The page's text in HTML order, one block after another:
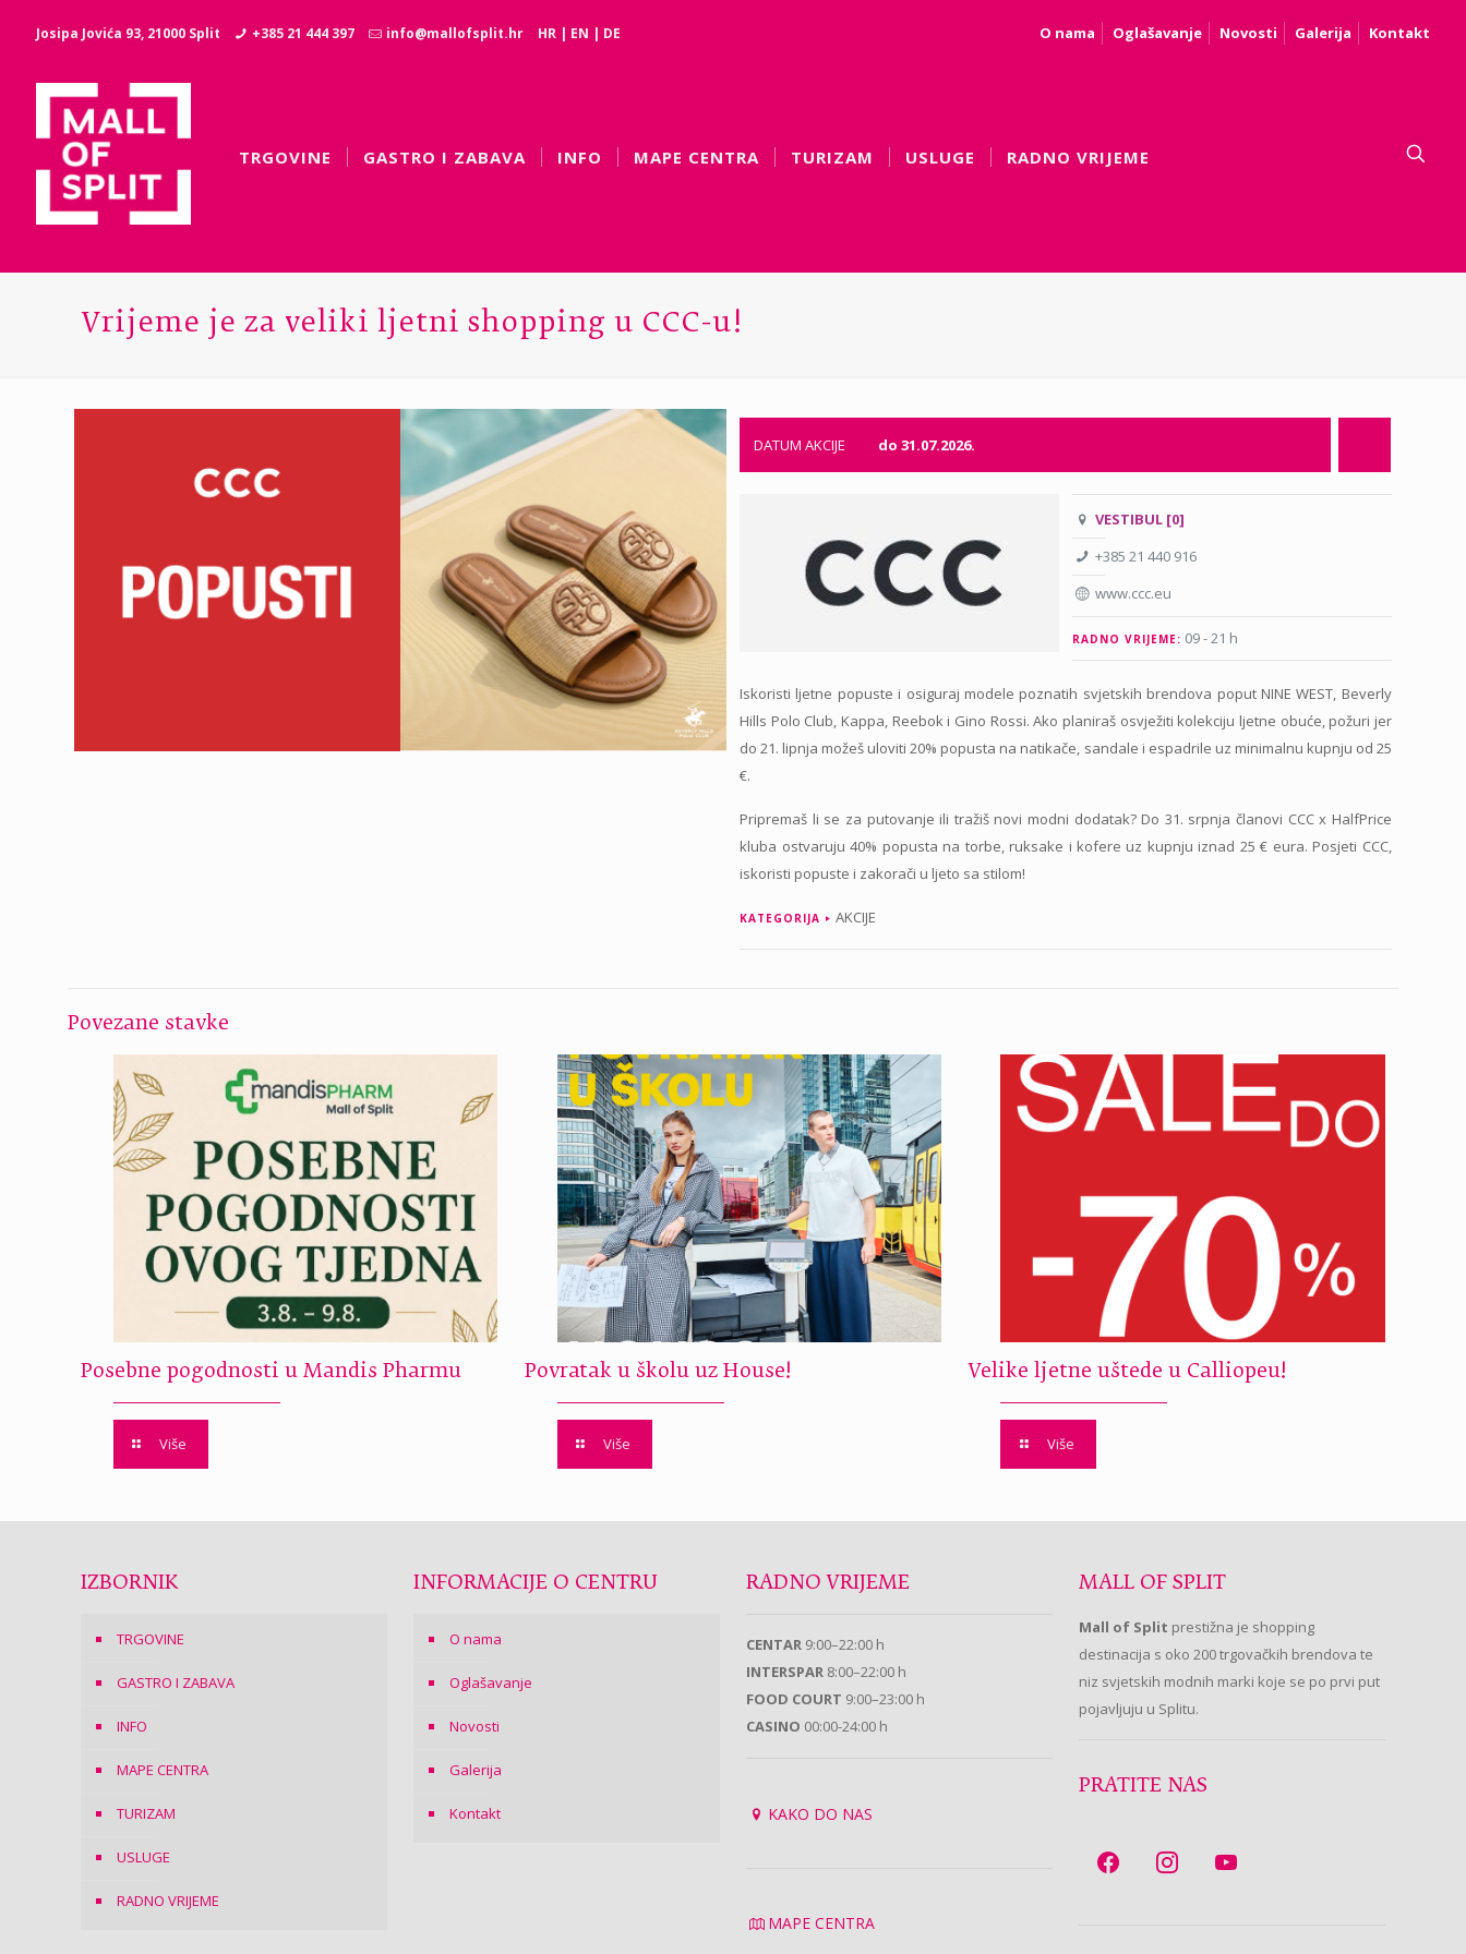
Josipa Jovića 93, 21000 Split +385 21 444 397 info@mallofsplit.hr HR | EN | DE O nama Oglašavanje Novosti Galerija Kontakt
TRGOVINE GASTRO I ZABAVA INFO MAPE CENTRA TURIZAM USLUGE RADNO VRIJEME
Vrijeme je za veliki ljetni shopping u CCC-u!
DATUM AKCIJE do 31.07.2026.
VESTIBUL [0]
+385 21 440 916
www.ccc.eu
RADNO VRIJEME: 09 - 21 h
Iskoristi ljetne popuste i osiguraj modele poznatih svjetskih brendova poput NINE WEST, Beverly
Hills Polo Club, Kappa, Reebok i Gino Rossi. Ako planiraš osvježiti kolekciju ljetne obuće, požuri jer
do 21. lipnja možeš uloviti 20% popusta na natikače, sandale i espadrile uz minimalnu kupnju od 25
€.
Pripremaš li se za putovanje ili tražiš novi modni dodatak? Do 31. srpnja članovi CCC x HalfPrice
kluba ostvaruju 40% popusta na torbe, ruksake i kofere uz kupnju iznad 25 € eura. Posjeti CCC,
iskoristi popuste i zakorači u ljeto sa stilom!
KATEGORIJA AKCIJE
Povezane stavke
Posebne pogodnosti u Mandis Pharmu
Više
Povratak u školu uz House!
Više
Velike ljetne uštede u Calliopeu!
Više
IZBORNIK
TRGOVINE
GASTRO I ZABAVA
INFO
MAPE CENTRA
TURIZAM
USLUGE
RADNO VRIJEME
INFORMACIJE O CENTRU
O nama
Oglašavanje
Novosti
Galerija
Kontakt
RADNO VRIJEME
CENTAR 9:00–22:00 h
INTERSPAR 8:00–22:00 h
FOOD COURT 9:00–23:00 h
CASINO 00:00-24:00 h
KAKO DO NAS
MAPE CENTRA
MALL OF SPLIT
Mall of Split prestižna je shopping
destinacija s oko 200 trgovačkih brendova te
niz svjetskih modnih marki koje se po prvi put
pojavljuju u Splitu.
PRATITE NAS